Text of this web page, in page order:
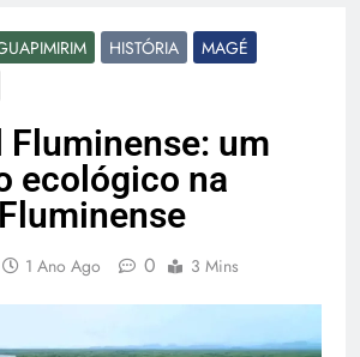
HISTÓRIA
MAGÉ
Fluminense: um
ecológico na
1 Ano Ago 0 3 Mins